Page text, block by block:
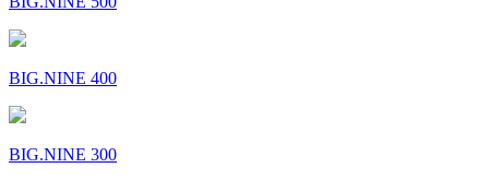
BIG.NINE 400
BIG.NINE 300